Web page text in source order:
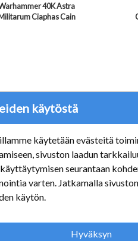
40K Astra
Ciaphas Cain
Mannerheiminkatu 10
käytöstä
käytetään evästeitä
sivuston laadun
seurantaan
varten. Jatkamalla
käytön.
Hyväksyn